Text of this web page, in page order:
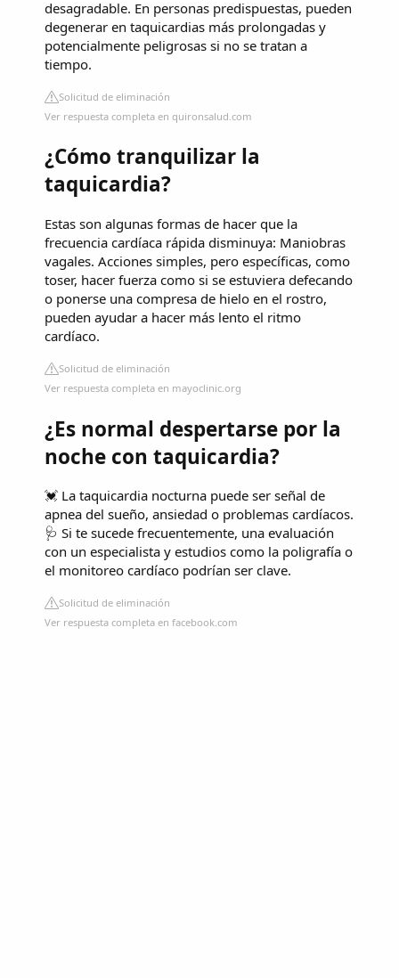
desagradable. En personas predispuestas, pueden
degenerar en taquicardias más prolongadas y
potencialmente peligrosas si no se tratan a
tiempo.
Solicitud de eliminación
Ver respuesta completa en quironsalud.com
¿Cómo tranquilizar la
taquicardia?
Estas son algunas formas de hacer que la
frecuencia cardíaca rápida disminuya: Maniobras
vagales. Acciones simples, pero específicas, como
toser, hacer fuerza como si se estuviera defecando
o ponerse una compresa de hielo en el rostro,
pueden ayudar a hacer más lento el ritmo
cardíaco.
Solicitud de eliminación
Ver respuesta completa en mayoclinic.org
¿Es normal despertarse por la
noche con taquicardia?
💓 La taquicardia nocturna puede ser señal de
apnea del sueño, ansiedad o problemas cardíacos.
🩺 Si te sucede frecuentemente, una evaluación
con un especialista y estudios como la poligrafía o
el monitoreo cardíaco podrían ser clave.
Solicitud de eliminación
Ver respuesta completa en facebook.com